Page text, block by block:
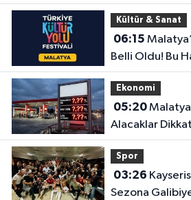
Kültür & Sanat
06:15
Belli Oldu! Bu
Olacak?
Ekonomi
05:20Malatya’da Akaryakıt
Alacaklar
Pahalı İlçe Belli
Spor
03:26
Sezona